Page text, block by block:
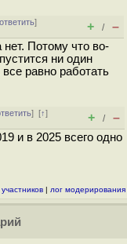
ответить]
+ / –
Потому что во-
ни один
равно работать
][↑]
+ / –
и в 2025 всего одно
| лог модерирования